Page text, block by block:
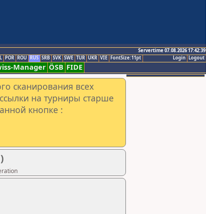
Servertime 07.08.2026 17:42:39
Logout
Login
POR ROU RUS SRB SVK SWE TUR UKR VIE FontSize:11pt
Manager ÖSB FIDE
сканирования всех
на турниры старше
кнопке :